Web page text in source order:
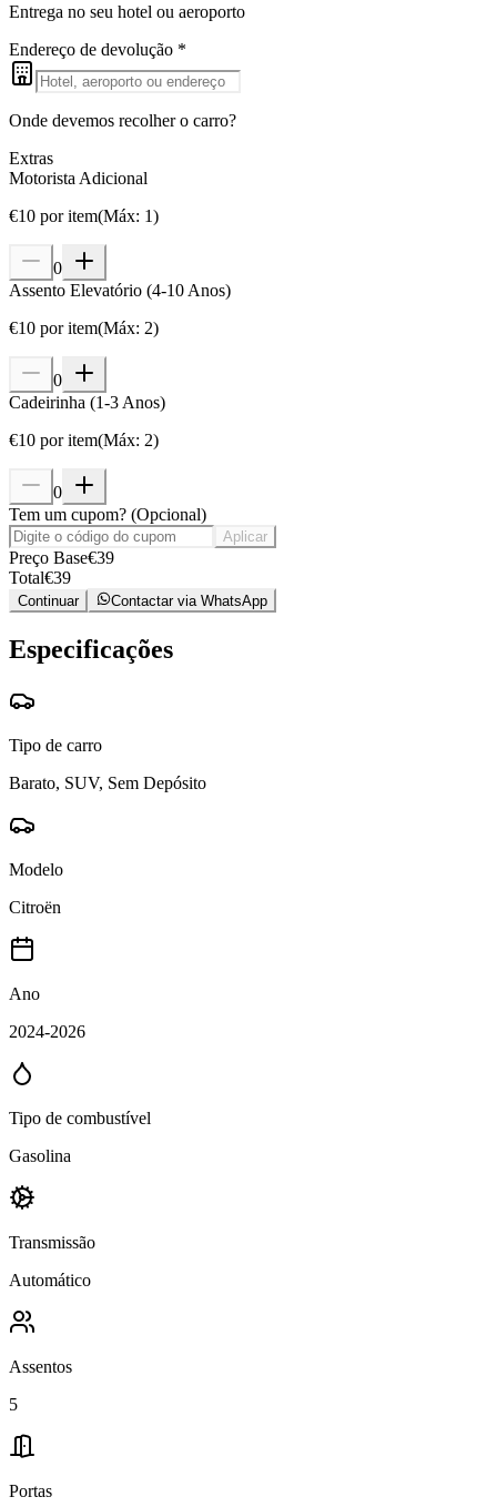
Entrega no seu hotel ou aeroporto
Endereço de devolução *
Onde devemos recolher o carro?
Extras
Motorista Adicional
€10 por item(Máx: 1)
0
Assento Elevatório (4-10 Anos)
€10 por item(Máx: 2)
0
Cadeirinha (1-3 Anos)
€10 por item(Máx: 2)
0
Tem um cupom? (Opcional)
Aplicar
Preço Base€39
Total€39
Continuar Contactar via WhatsApp
Especificações
Tipo de carro
Barato, SUV, Sem Depósito
Modelo
Citroën
Ano
2024-2026
Tipo de combustível
Gasolina
Transmissão
Automático
Assentos
5
Portas